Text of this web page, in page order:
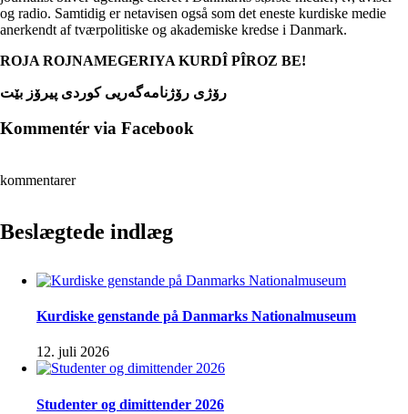
og radio. Samtidig er netavisen også som det eneste kurdiske medie
anerkendt af tværpolitiske og akademiske kredse i Danmark.
ROJA ROJNAMEGERIYA KURDÎ PÎROZ BE!
رۆژی رۆژنامەگەریی کوردی پیرۆز بێت
Kommentér via Facebook
kommentarer
Beslægtede indlæg
Kurdiske genstande på Danmarks Nationalmuseum
12. juli 2026
Studenter og dimittender 2026